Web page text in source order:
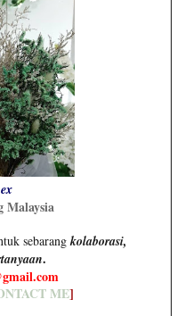
Malaysia
sebarangkolaborasi,
.
ME]